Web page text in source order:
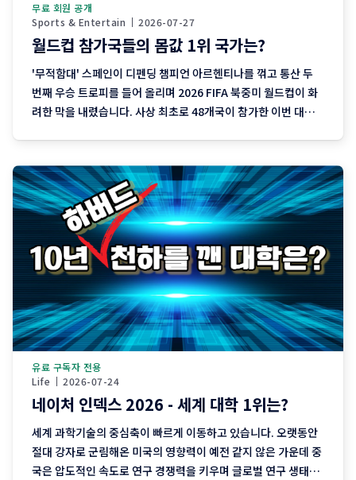
Sports & Entertain 2026-07-27
무료 회원 공개
월드컵 참가국들의 몸값 1위 국가는?
'무적함대' 스페인이 디펜딩 챔피언 아르헨티나를 꺾고 통산 두
번째 우승 트로피를 들어 올리며 2026 FIFA 북중미 월드컵이 화
려한 막을 내렸습니다. 사상 최초로 48개국이 참가한 이번 대회
축구 선수 이적 전문 매체 트랜스퍼마르크트(Transfermarkt)
Life 2026-07-24
유료 구독자 전용
네이처 인덱스 2026 - 세계 대학 1위는?
세계 과학기술의 중심축이 빠르게 이동하고 있습니다. 오랫동안
절대 강자로 군림해온 미국의 영향력이 예전 같지 않은 가운데 중
국은 압도적인 속도로 연구 경쟁력을 키우며 글로벌 연구 생태계